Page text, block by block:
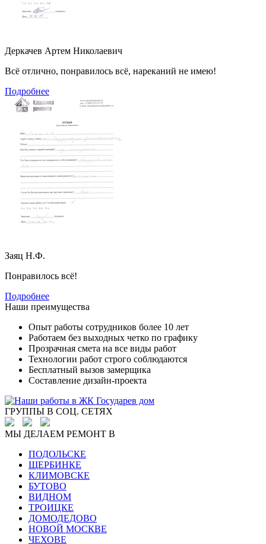
Деркачев Артем Николаевич
Всё отлично, понравилось всё, нареканий не имею!
Подробнее
Заяц Н.Ф.
Понравилось всё!
Подробнее
Наши преимущества
Опыт работы сотрудников более 10 лет
Работаем без выходных четко по графику
Прозрачная смета на все виды работ
Технологии работ строго соблюдаются
Бесплатный вызов замерщика
Составление дизайн-проекта
ГРУППЫ В СОЦ. СЕТЯХ
МЫ ДЕЛАЕМ РЕМОНТ В
ПОДОЛЬСКЕ
ЩЕРБИНКЕ
КЛИМОВСКЕ
БУТОВО
ВИДНОМ
ТРОИЦКЕ
ДОМОДЕДОВО
НОВОЙ МОСКВЕ
ЧЕХОВЕ